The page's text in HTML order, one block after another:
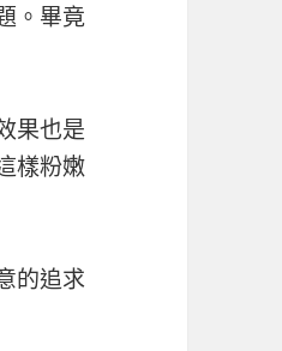
。畢竟
果也是
樣粉嫩
的追求